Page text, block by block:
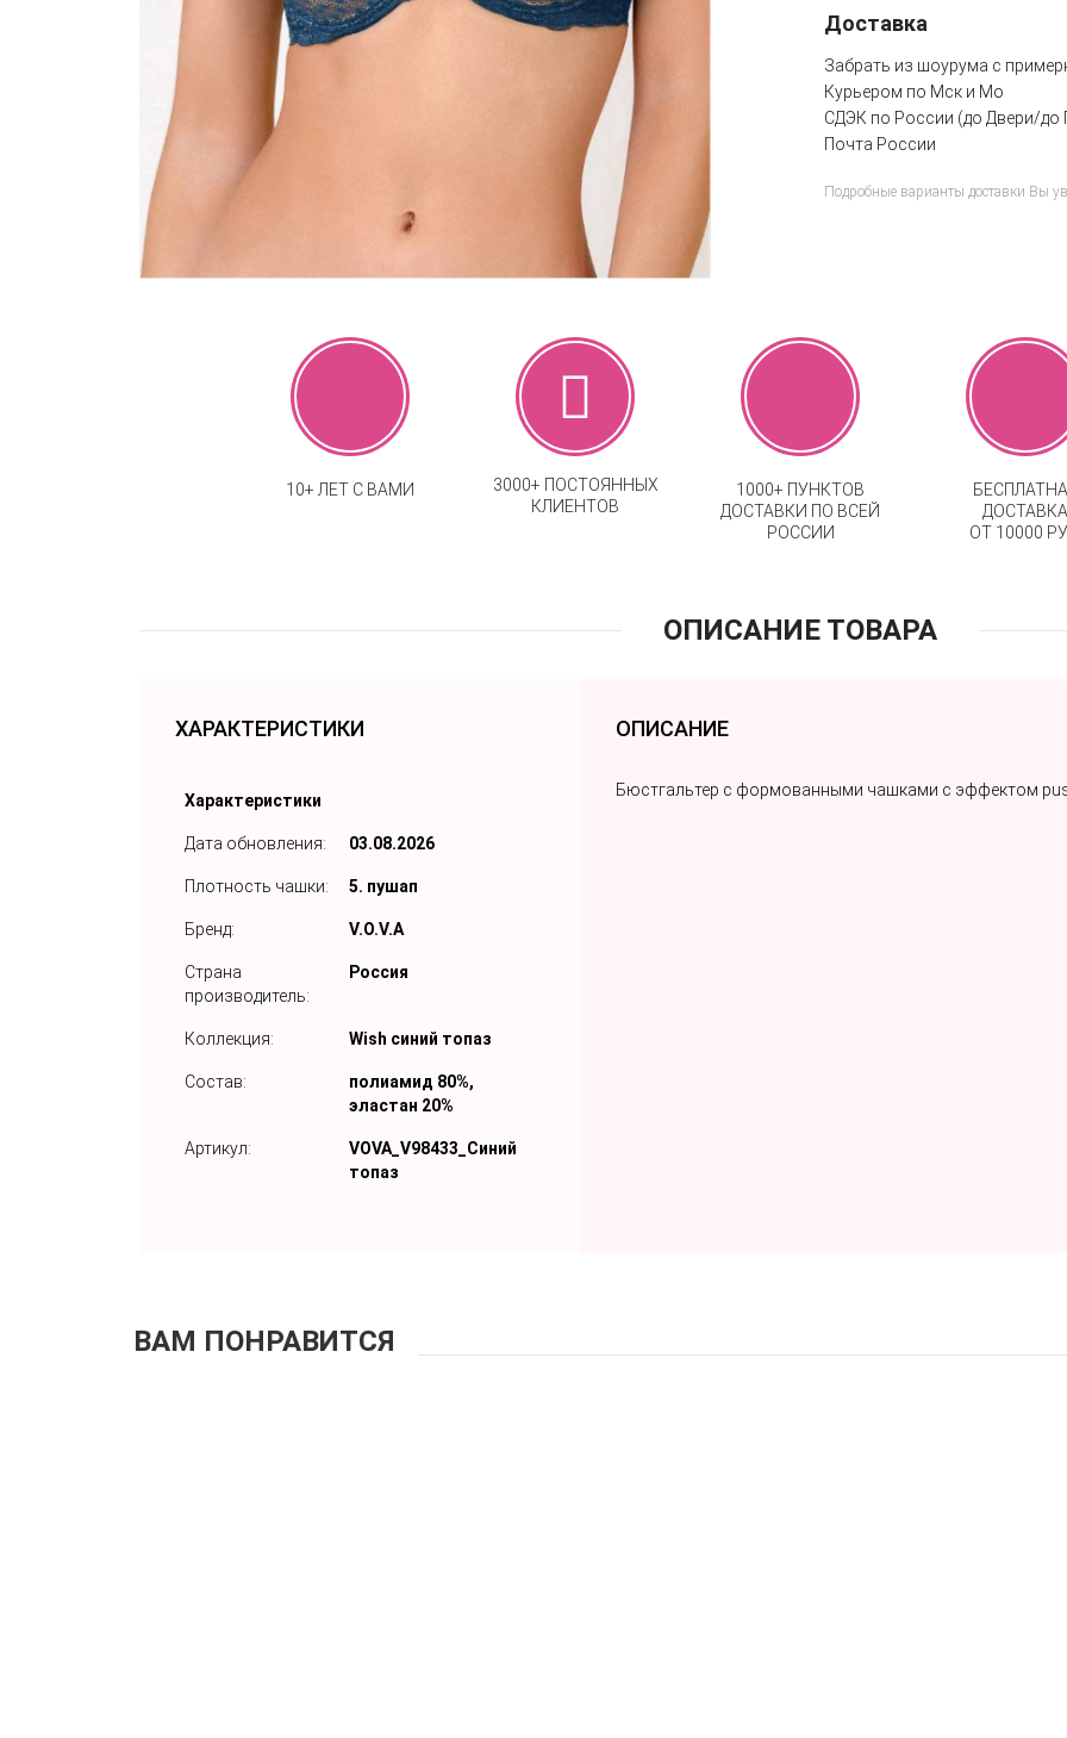
Доставка
Забрать из шоурума с
Курьером по Мск и Мо
СДЭК по России (до Двери/до
Почта России
Подробные варианты доставки Вы
10+ ЛЕТ С ВАМИ
3000+ ПОСТОЯННЫХ
КЛИЕНТОВ
1000+ ПУНКТОВ
ДОСТАВКИ ПО ВСЕЙ
РОССИИ
ДОСТАВКА
ОТ 10000
ОПИСАНИЕ ТОВАРА
ХАРАКТЕРИСТИКИ
Характеристики
Дата обновления: 03.08.2026
Плотность чашки: 5. пушап
Бренд: V.O.V.A
Страна
производитель:
Россия
Коллекция: Wish синий топаз
Состав:
полиамид 80%,
эластан 20%
Артикул:
VOVA_V98433_Синий
топаз
ОПИСАНИЕ
Бюстгальтер с формованными чашками с эффектом
ВАМ ПОНРАВИТСЯ